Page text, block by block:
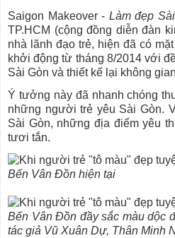
Saigon Makeover - Làm đẹp
TP.HCM (cộng đồng diễn đàn
nhà lãnh đạo trẻ, hiện đã có
khởi động từ tháng 8/2014 với
Sài Gòn và thiết kế lại không
Ý tưởng này đã nhanh chóng
những người trẻ yêu Sài Gòn.
Sài Gòn, những địa điểm yêu
tươi tắn.
Bến Vân Đồn hiện tại
Bến Vân Đồn đầy sắc màu dộc
tác giả Vũ Xuân Dự, Thân Minh